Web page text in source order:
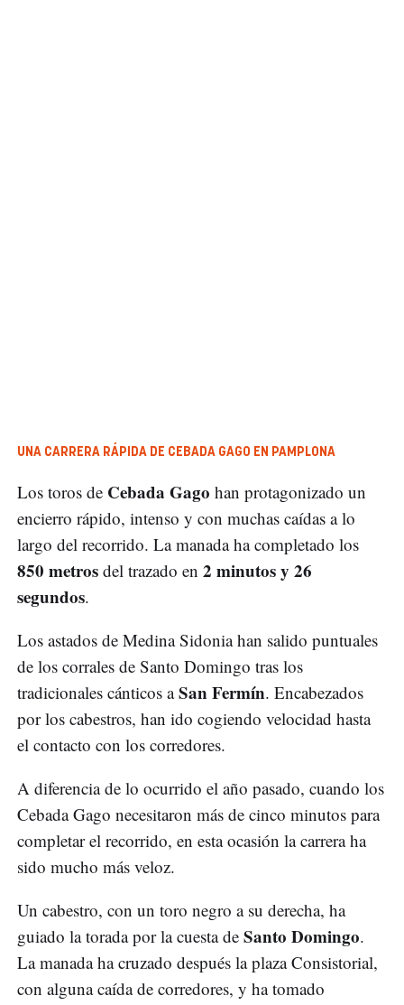
UNA CARRERA RÁPIDA DE CEBADA GAGO EN PAMPLONA
Los toros de Cebada Gago han protagonizado un
encierro rápido, intenso y con muchas caídas a lo
largo del recorrido. La manada ha completado los
850 metros del trazado en 2 minutos y 26
segundos.
Los astados de Medina Sidonia han salido puntuales
de los corrales de Santo Domingo tras los
tradicionales cánticos aSan Fermín. Encabezados
por los cabestros, han ido cogiendo velocidad hasta
el contacto con los corredores.
A diferencia de lo ocurrido el año pasado, cuando los
Cebada Gago necesitaron más de cinco minutos para
completar el recorrido, en esta ocasión la carrera ha
sido mucho más veloz.
Un cabestro, con un toro negro a su derecha, ha
guiado la torada por la cuesta de Santo Domingo.
La manada ha cruzado después la plaza Consistorial,
con alguna caída de corredores, y ha tomado